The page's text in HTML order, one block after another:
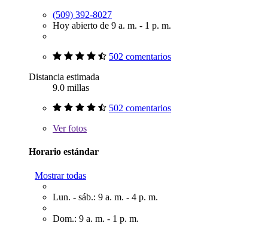
(509) 392-8027
Hoy abierto de 9 a. m. - 1 p. m.
502 comentarios
Distancia estimada
9.0 millas
502 comentarios
Verfotos
Horario estándar
Mostrar todas
Lun. - sáb.: 9 a. m. - 4 p. m.
Dom.: 9 a. m. - 1 p. m.